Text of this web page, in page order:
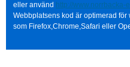
eller använd http://www.norrbacka-
Webbplatsens kod är optimerad
som Firefox,Chrome,Safari eller